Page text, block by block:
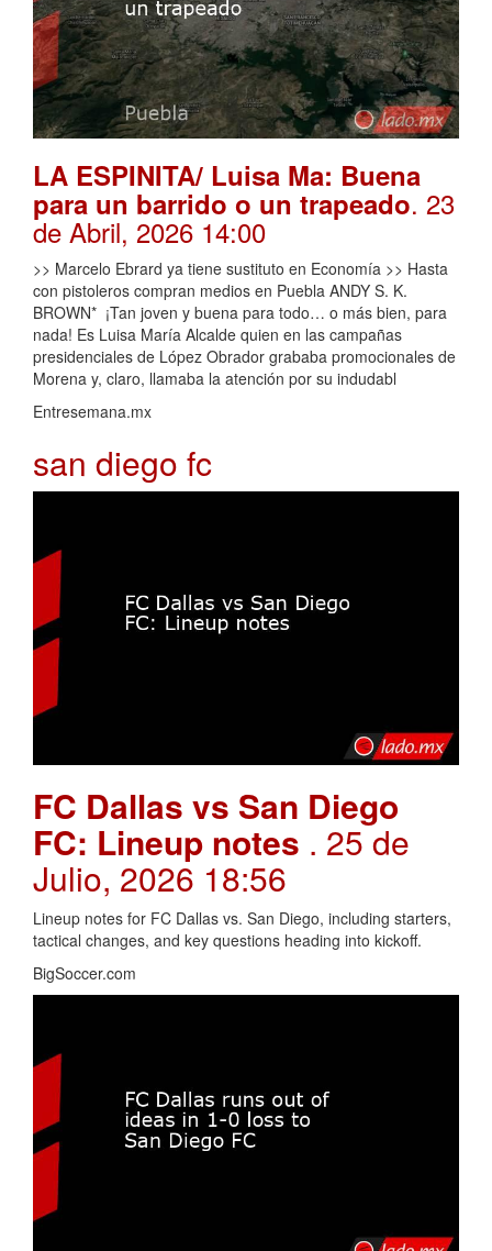
LA ESPINITA/ Luisa Ma: Buena
para un barrido o un trapeado. 23
de Abril, 2026 14:00
>> Marcelo Ebrard ya tiene sustituto en Economía >> Hasta
con pistoleros compran medios en Puebla ANDY S. K.
BROWN* ¡Tan joven y buena para todo… o más bien, para
nada! Es Luisa María Alcalde quien en las campañas
presidenciales de López Obrador grababa promocionales de
Morena y, claro, llamaba la atención por su indudabl
Entresemana.mx
san diego fc
FC Dallas vs San Diego
FC: Lineup notes . 25 de
Julio, 2026 18:56
Lineup notes for FC Dallas vs. San Diego, including starters,
tactical changes, and key questions heading into kickoff.
BigSoccer.com